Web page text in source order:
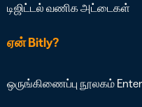
டிஜிட்டல் வணிக அட்டைகள்
ஏன் Bitly?
ஒருங்கிணைப்பு நூலகம்